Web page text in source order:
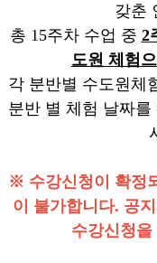
갖춘
총 15주차 수업 중 2
도원 체험
각 분반별 수도원체
분반 별 체험 날짜
※ 수강신청이 확정
이 불가합니다. 공
수강신청